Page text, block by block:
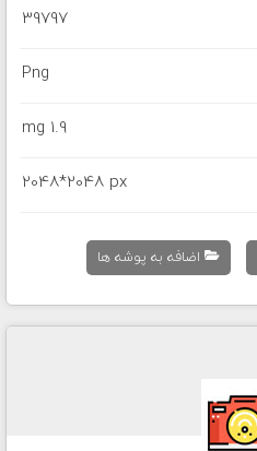
39797
Png
1.9 mg
2048*2048 px
اضافه به پوشه ها